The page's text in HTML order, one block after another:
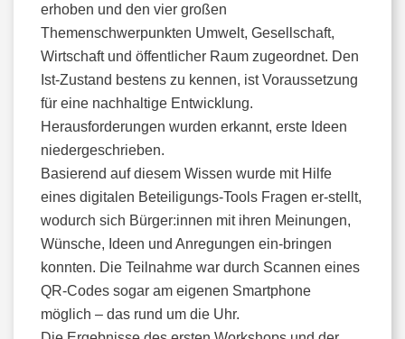
erhoben und den vier großen
Themenschwerpunkten Umwelt, Gesellschaft,
Wirtschaft und öffentlicher Raum zugeordnet. Den
Ist-Zustand bestens zu kennen, ist Voraussetzung
für eine nachhaltige Entwicklung.
Herausforderungen wurden erkannt, erste Ideen
niedergeschrieben.
Basierend auf diesem Wissen wurde mit Hilfe
eines digitalen Beteiligungs-Tools Fragen er-stellt,
wodurch sich Bürger:innen mit ihren Meinungen,
Wünsche, Ideen und Anregungen ein-bringen
konnten. Die Teilnahme war durch Scannen eines
QR-Codes sogar am eigenen Smartphone
möglich – das rund um die Uhr.